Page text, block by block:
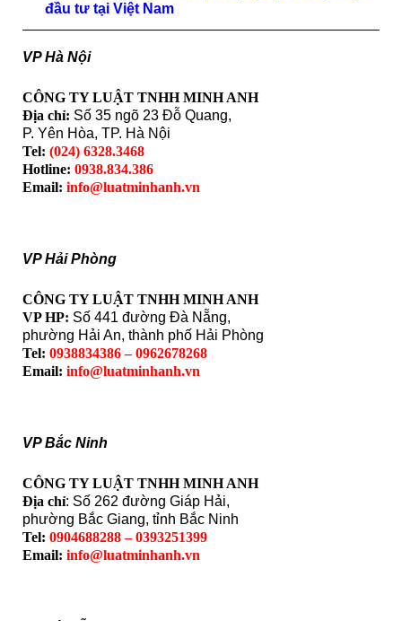
đầu tư tại Việt Nam
VP Hà Nội
CÔNG TY LUẬT TNHH MINH ANH
Địa chỉ: Số 35 ngõ 23 Đỗ Quang,
P. Yên Hòa, TP. Hà Nội
Tel: (024) 6328.3468
Hotline: 0938.834.386
Email: info@luatminhanh.vn
VP Hải Phòng
CÔNG TY LUẬT TNHH MINH ANH
VP HP: Số 441 đường Đà Nẵng,
phường Hải An, thành phố Hải Phòng
Tel: 0938834386 – 0962678268
Email: info@luatminhanh.vn
VP Bắc Ninh
CÔNG TY LUẬT TNHH MINH ANH
Địa chỉ: Số 262 đường Giáp Hải,
phường Bắc Giang, tỉnh Bắc Ninh
Tel: 0904688288 – 0393251399
Email: info@luatminhanh.vn